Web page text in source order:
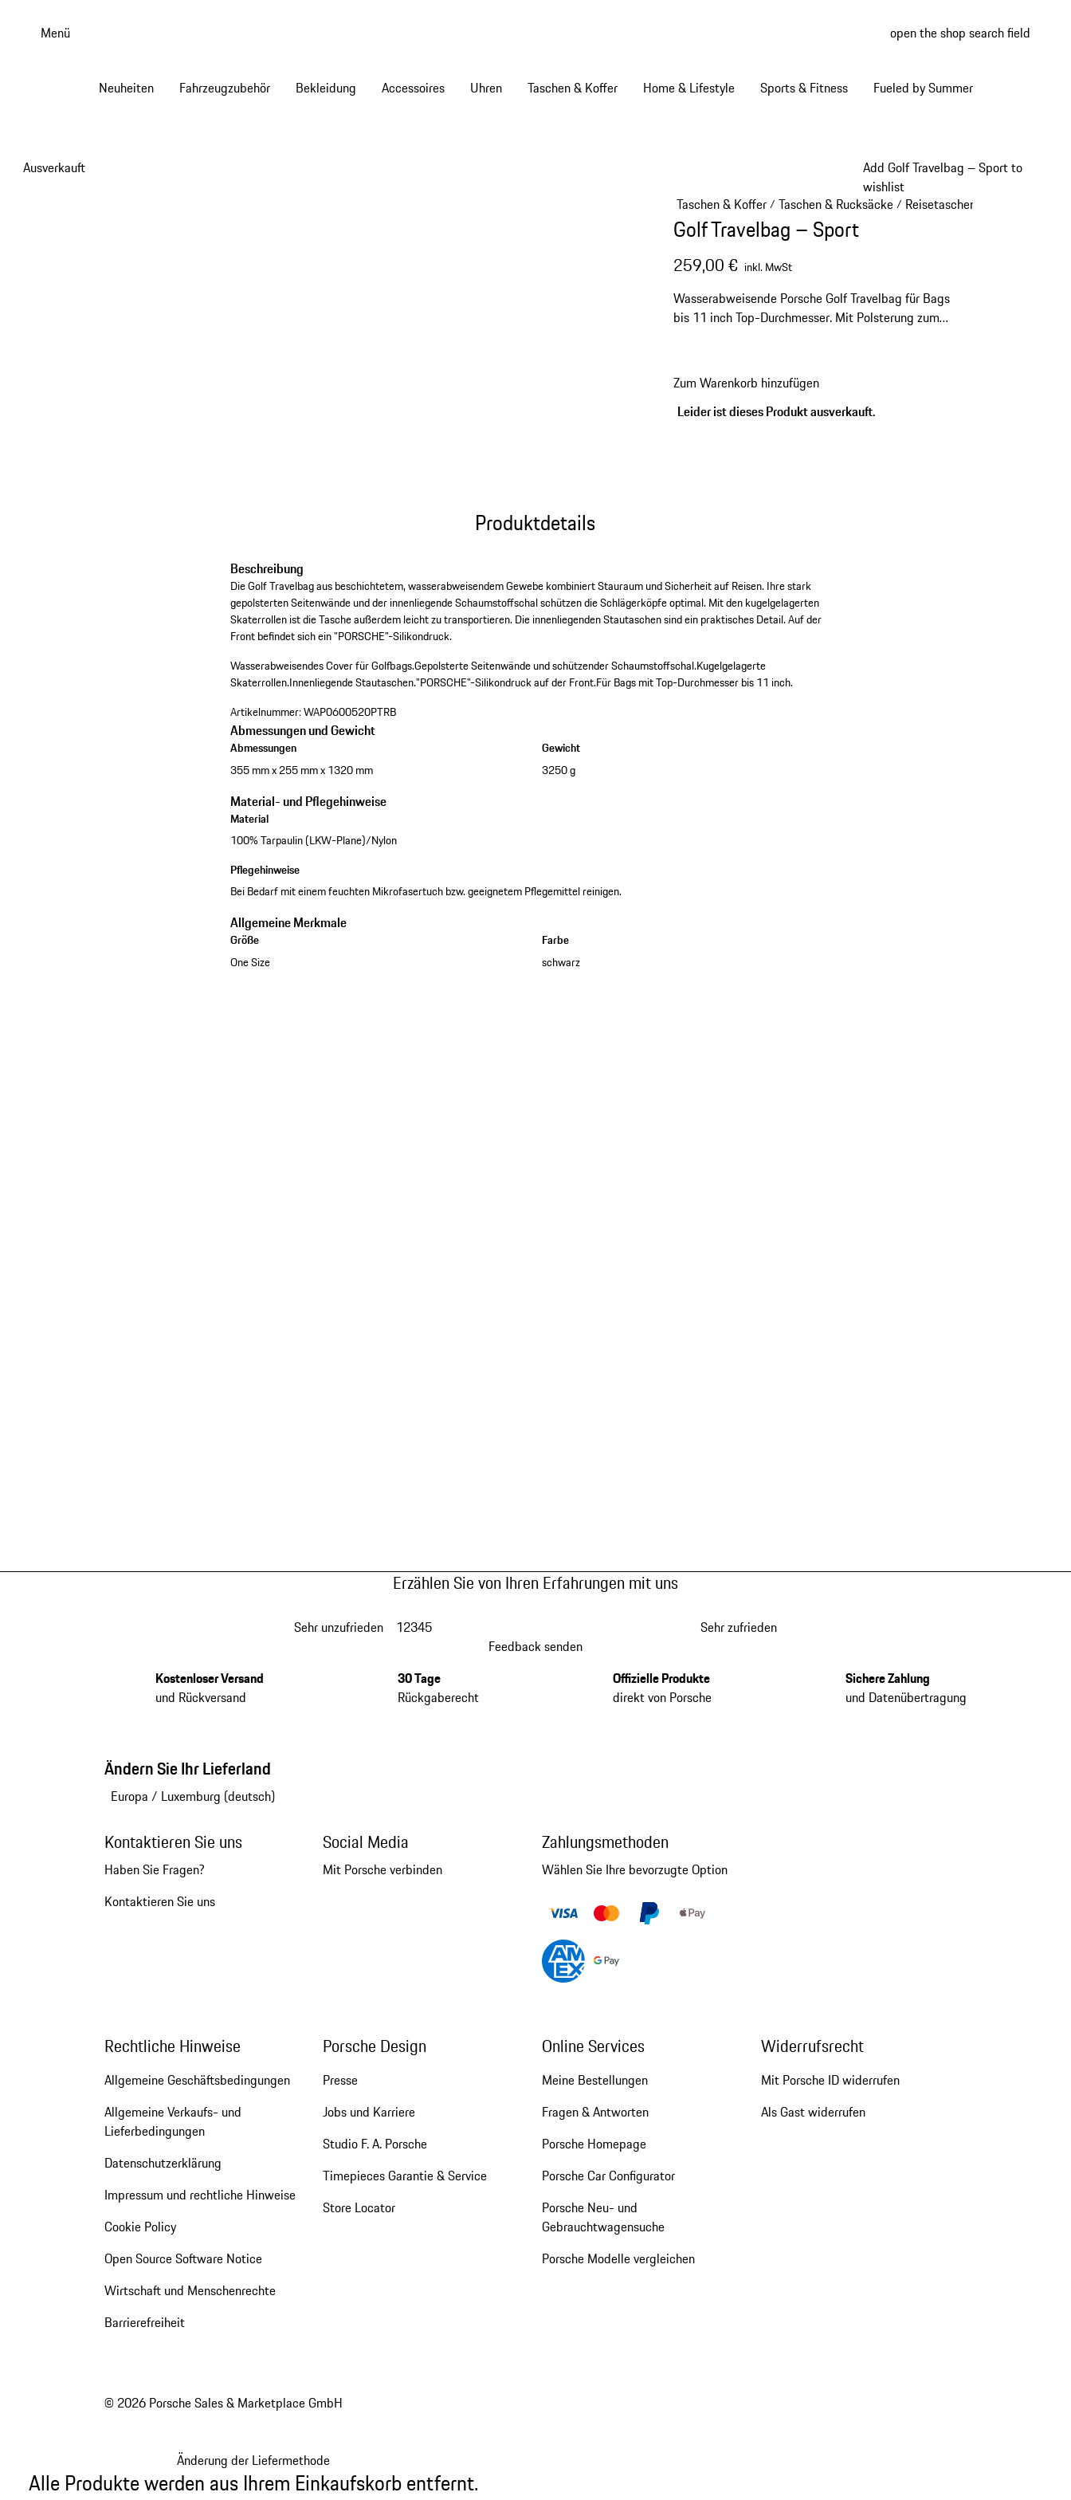
Hauptinhalt
Menü open the shop search field
Neuheiten Fahrzeugzubehör Bekleidung Accessoires Uhren Taschen & Koffer Home & Lifestyle Sports & Fitness Fueled by Summer
Add Golf Travelbag – Sport to
wishlist
Ausverkauft
Taschen & Koffer/ Taschen & Rucksäcke/ Reisetaschen
Golf Travelbag – Sport
259,00 € inkl. MwSt
Wasserabweisende Porsche Golf Travelbag für Bags
bis 11 inch Top-Durchmesser. Mit Polsterung zum
Zum Warenkorb hinzufügen
Leider ist dieses Produkt ausverkauft.
Produktdetails
Beschreibung
Die Golf Travelbag aus beschichtetem, wasserabweisendem Gewebe kombiniert Stauraum und Sicherheit auf Reisen. Ihre stark
gepolsterten Seitenwände und der innenliegende Schaumstoffschal schützen die Schlägerköpfe optimal. Mit den kugelgelagerten
Skaterrollen ist die Tasche außerdem leicht zu transportieren. Die innenliegenden Stautaschen sind ein praktisches Detail. Auf der
Front befindet sich ein "PORSCHE"-Silikondruck.
Wasserabweisendes Cover für Golfbags.Gepolsterte Seitenwände und schützender Schaumstoffschal.Kugelgelagerte
Skaterrollen.Innenliegende Stautaschen."PORSCHE"-Silikondruck auf der Front.Für Bags mit Top-Durchmesser bis 11 inch.
Artikelnummer:WAP0600520PTRB
Abmessungen und Gewicht
Abmessungen
355 mm x 255 mm x 1320 mm
Gewicht
3250 g
Material- und Pflegehinweise
Material
100% Tarpaulin (LKW-Plane)/Nylon
Pflegehinweise
Bei Bedarf mit einem feuchten Mikrofasertuch bzw. geeignetem Pflegemittel reinigen.
Allgemeine Merkmale
Größe
One Size
Farbe
schwarz
Erzählen Sie von Ihren Erfahrungen mit uns
Sehr unzufrieden 12345
Sehr zufrieden
Feedback senden
Kostenloser Versand
und Rückversand
30 Tage
Rückgaberecht
Offizielle Produkte
direkt von Porsche
Sichere Zahlung
und Datenübertragung
Ändern Sie Ihr Lieferland
Europa / Luxemburg (deutsch)
Kontaktieren Sie uns
Haben Sie Fragen?
Kontaktieren Sie uns
Social Media
Mit Porsche verbinden
Zahlungsmethoden
Wählen Sie Ihre bevorzugte Option
Rechtliche Hinweise
Allgemeine Geschäftsbedingungen
Allgemeine Verkaufs- und
Lieferbedingungen
Datenschutzerklärung
Impressum und rechtliche Hinweise
Cookie Policy
Open Source Software Notice
Wirtschaft und Menschenrechte
Barrierefreiheit
Porsche Design
Presse
Jobs und Karriere
Studio F. A. Porsche
Timepieces Garantie & Service
Store Locator
Online Services
Meine Bestellungen
Fragen & Antworten
Porsche Homepage
Porsche Car Configurator
Porsche Neu- und
Gebrauchtwagensuche
Porsche Modelle vergleichen
Widerrufsrecht
Mit Porsche ID widerrufen
Als Gast widerrufen
© 2026 Porsche Sales & Marketplace GmbH
Änderung der Liefermethode
Alle Produkte werden aus Ihrem Einkaufskorb entfernt.